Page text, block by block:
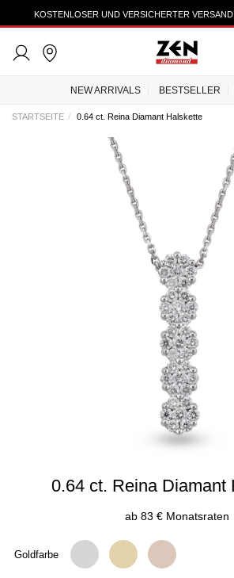
KOSTENLOSER UND VERSICHERTER
NEW ARRIVALS BESTSELLER
STARTSEITE 0.64 ct. Reina Diamant Halskette
0.64 ct. Reina Diamant
ab 83 € Monatsraten
Goldfarbe